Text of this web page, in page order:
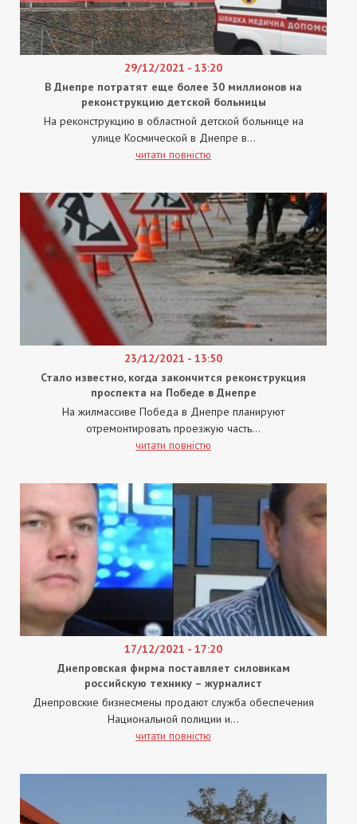
29/12/2021 - 13:20
В Днепре потратят еще более 30 миллионов на
реконструкцию детской больницы
На реконструкцию в областной детской больнице на
улице Космической в Днепре в...
читати повністю
23/12/2021 - 13:50
Стало известно, когда закончится реконструкция
проспекта на Победе в Днепре
На жилмассиве Победа в Днепре планируют
отремонтировать проезжую часть...
читати повністю
17/12/2021 - 17:20
Днепровская фирма поставляет силовикам
российскую технику – журналист
Днепровские бизнесмены продают служба обеспечения
Национальной полиции и...
читати повністю